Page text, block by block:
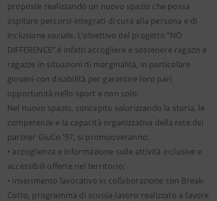
proposte realizzando un nuovo spazio che possa
ospitare percorsi integrati di cura alla persona e di
inclusione sociale. L’obiettivo del progetto “NO
DIFFERENCE” è infatti accogliere e sostenere ragazzi e
ragazze in situazioni di marginalità, in particolare
giovani con disabilità per garantire loro pari
opportunità nello sport e non solo.
Nel nuovo spazio, concepito valorizzando la storia, le
competenze e la capacità organizzativa della rete dei
partner GiuCo ’97, si promuoveranno:
• accoglienza e informazione sulle attività inclusive e
accessibili offerte nel territorio;
• inserimento lavorativo in collaborazione con Break-
Cotto, programma di scuola-lavoro realizzato a favore